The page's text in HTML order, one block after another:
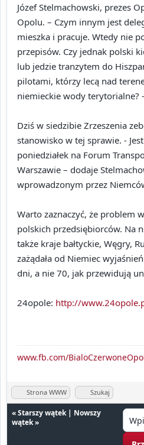
Józef Stelmachowski, prezes
Opolu. – Czym innym jest
mieszka i pracuje. Wtedy nie
przepisów. Czy jednak polski
lub jedzie tranzytem do
pilotami, którzy lecą nad
niemieckie wody terytorialne?
Dziś w siedzibie Zrzeszenia
stanowisko w tej sprawie. -
poniedziałek na Forum
Warszawie – dodaje
wprowadzonym przez
Warto zaznaczyć, że problem
polskich przedsiębiorców. Na
także kraje bałtyckie, Węgry,
zażądała od Niemiec
dni, a nie 70, jak przewidują
24opole: http://
www.fb.com/
Strona WWW Szukaj
«Starszy wątek| Nowszy
wątek»